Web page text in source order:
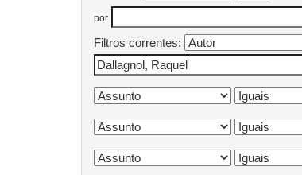
por
Filtros correntes: